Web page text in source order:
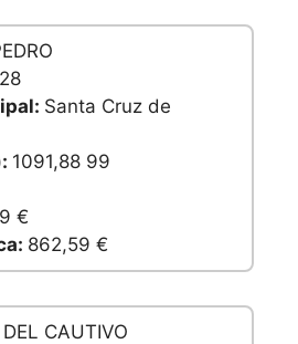
Santa Cruz de
1091,88 99
€
862,59 €
CAUTIVO